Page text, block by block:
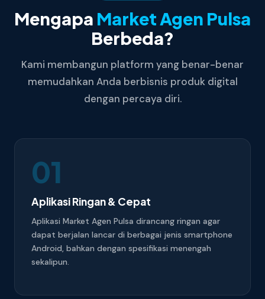
Mengapa Market Agen Pulsa
Berbeda?
Kami membangun platform yang benar-benar
memudahkan Anda berbisnis produk digital
dengan percaya diri.
01
Aplikasi Ringan & Cepat
Aplikasi Market Agen Pulsa dirancang ringan agar
dapat berjalan lancar di berbagai jenis smartphone
Android, bahkan dengan spesifikasi menengah
sekalipun.